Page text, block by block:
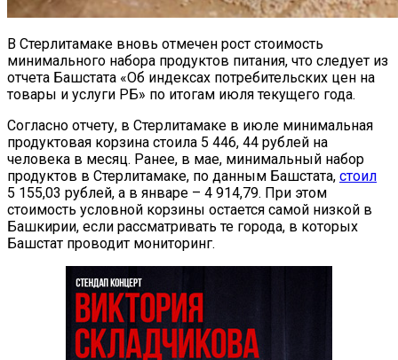
В Стерлитамаке вновь отмечен рост стоимость
минимального набора продуктов питания, что следует из
отчета Башстата «Об индексах потребительских цен на
товары и услуги РБ» по итогам июля текущего года.
Согласно отчету, в Стерлитамаке в июле минимальная
продуктовая корзина стоила 5 446, 44 рублей на
человека в месяц. Ранее, в мае, минимальный набор
продуктов в Стерлитамаке, по данным Башстата, стоил
5 155,03 рублей, а в январе – 4 914,79. При этом
стоимость условной корзины остается самой низкой в
Башкирии, если рассматривать те города, в которых
Башстат проводит мониторинг.